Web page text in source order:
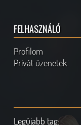
FELHASZNÁLÓ
Profilom
Privát üzenetek
Legújabb tag: